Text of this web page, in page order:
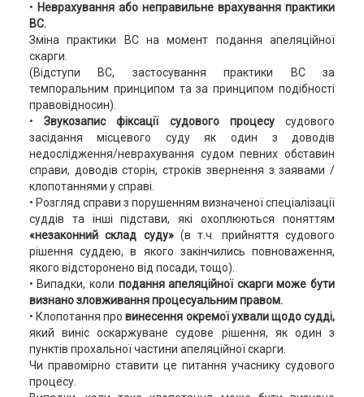
• Неврахування або неправильне врахування практики
ВС.
Зміна практики ВС на момент подання апеляційної
скарги.
(Відступи ВС, застосування практики ВС за
темпоральним принципом та за принципом подібності
правовідносин).
•Звукозапис фіксації судового процесусудового
засідання місцевого суду як один з доводів
недослідження/неврахування судом певних обставин
справи, доводів сторін, строків звернення з заявами /
клопотаннями у справі.
• Розгляд справи з порушенням визначеної спеціалізації
суддів та інші підстави, які охоплюються поняттям
«незаконний склад суду»(в т.ч. прийняття судового
рішення суддею, в якого закінчились повноваження,
якого відсторонено від посади, тощо).
• Випадки, коли подання апеляційної скарги може бути
визнано зловживання процесуальним правом.
• Клопотання провинесення окремої ухвали щодо судді,
який виніс оскаржуване судове рішення, як один з
пунктів прохальної частини апеляційної скарги.
Чи правомірно ставити це питання учаснику судового
процесу.